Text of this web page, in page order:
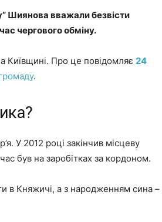
Шиянова вважали безвісти
чергового обміну.
Київщині. Про це повідомляє 24
.
У 2012 році закінчив місцеву
був на заробітках за кордоном.
в Княжичі, а з народженням сина –